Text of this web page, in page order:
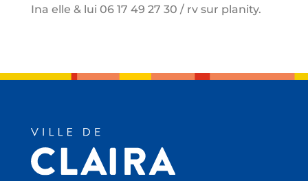
Ina elle & lui 06 17 49 27 30 / rv sur planity.